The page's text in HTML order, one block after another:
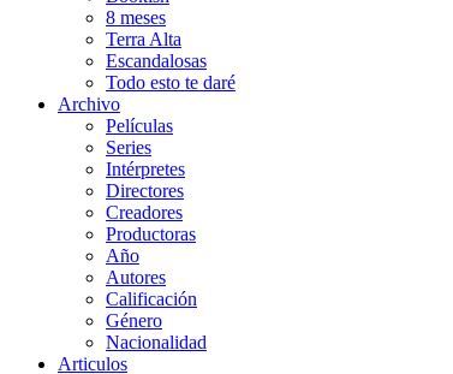
8 meses
Terra Alta
Escandalosas
Todo esto te daré
Archivo
Películas
Series
Intérpretes
Directores
Creadores
Productoras
Año
Autores
Calificación
Género
Nacionalidad
Articulos